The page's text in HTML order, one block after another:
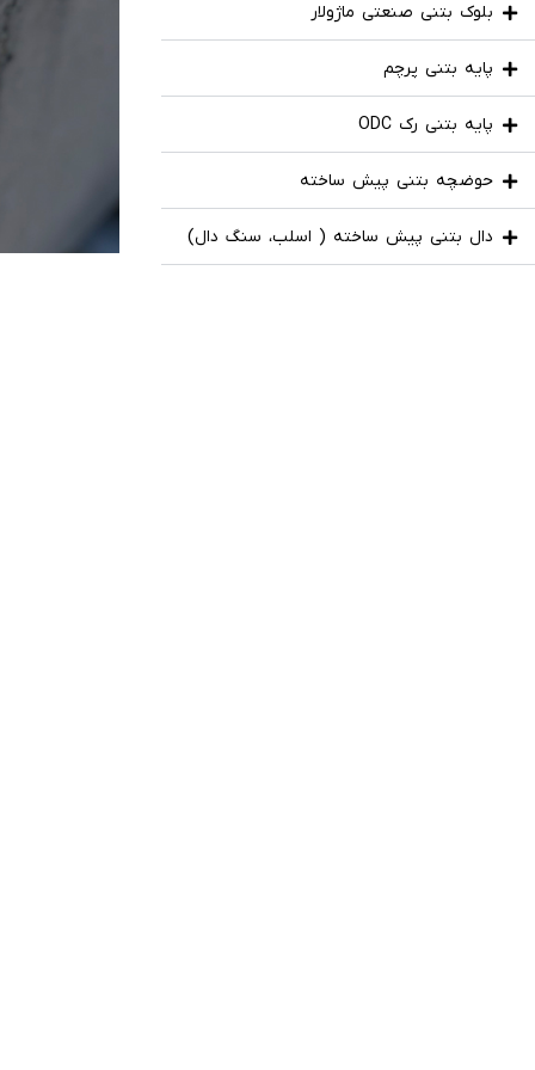
بلوک بتنی صنعتی ماژولار
پایه بتنی پرچم
پایه بتنی رک ODC
حوضچه بتنی پیش ساخته
دال بتنی پیش ساخته ( اسلب، سنگ دال)